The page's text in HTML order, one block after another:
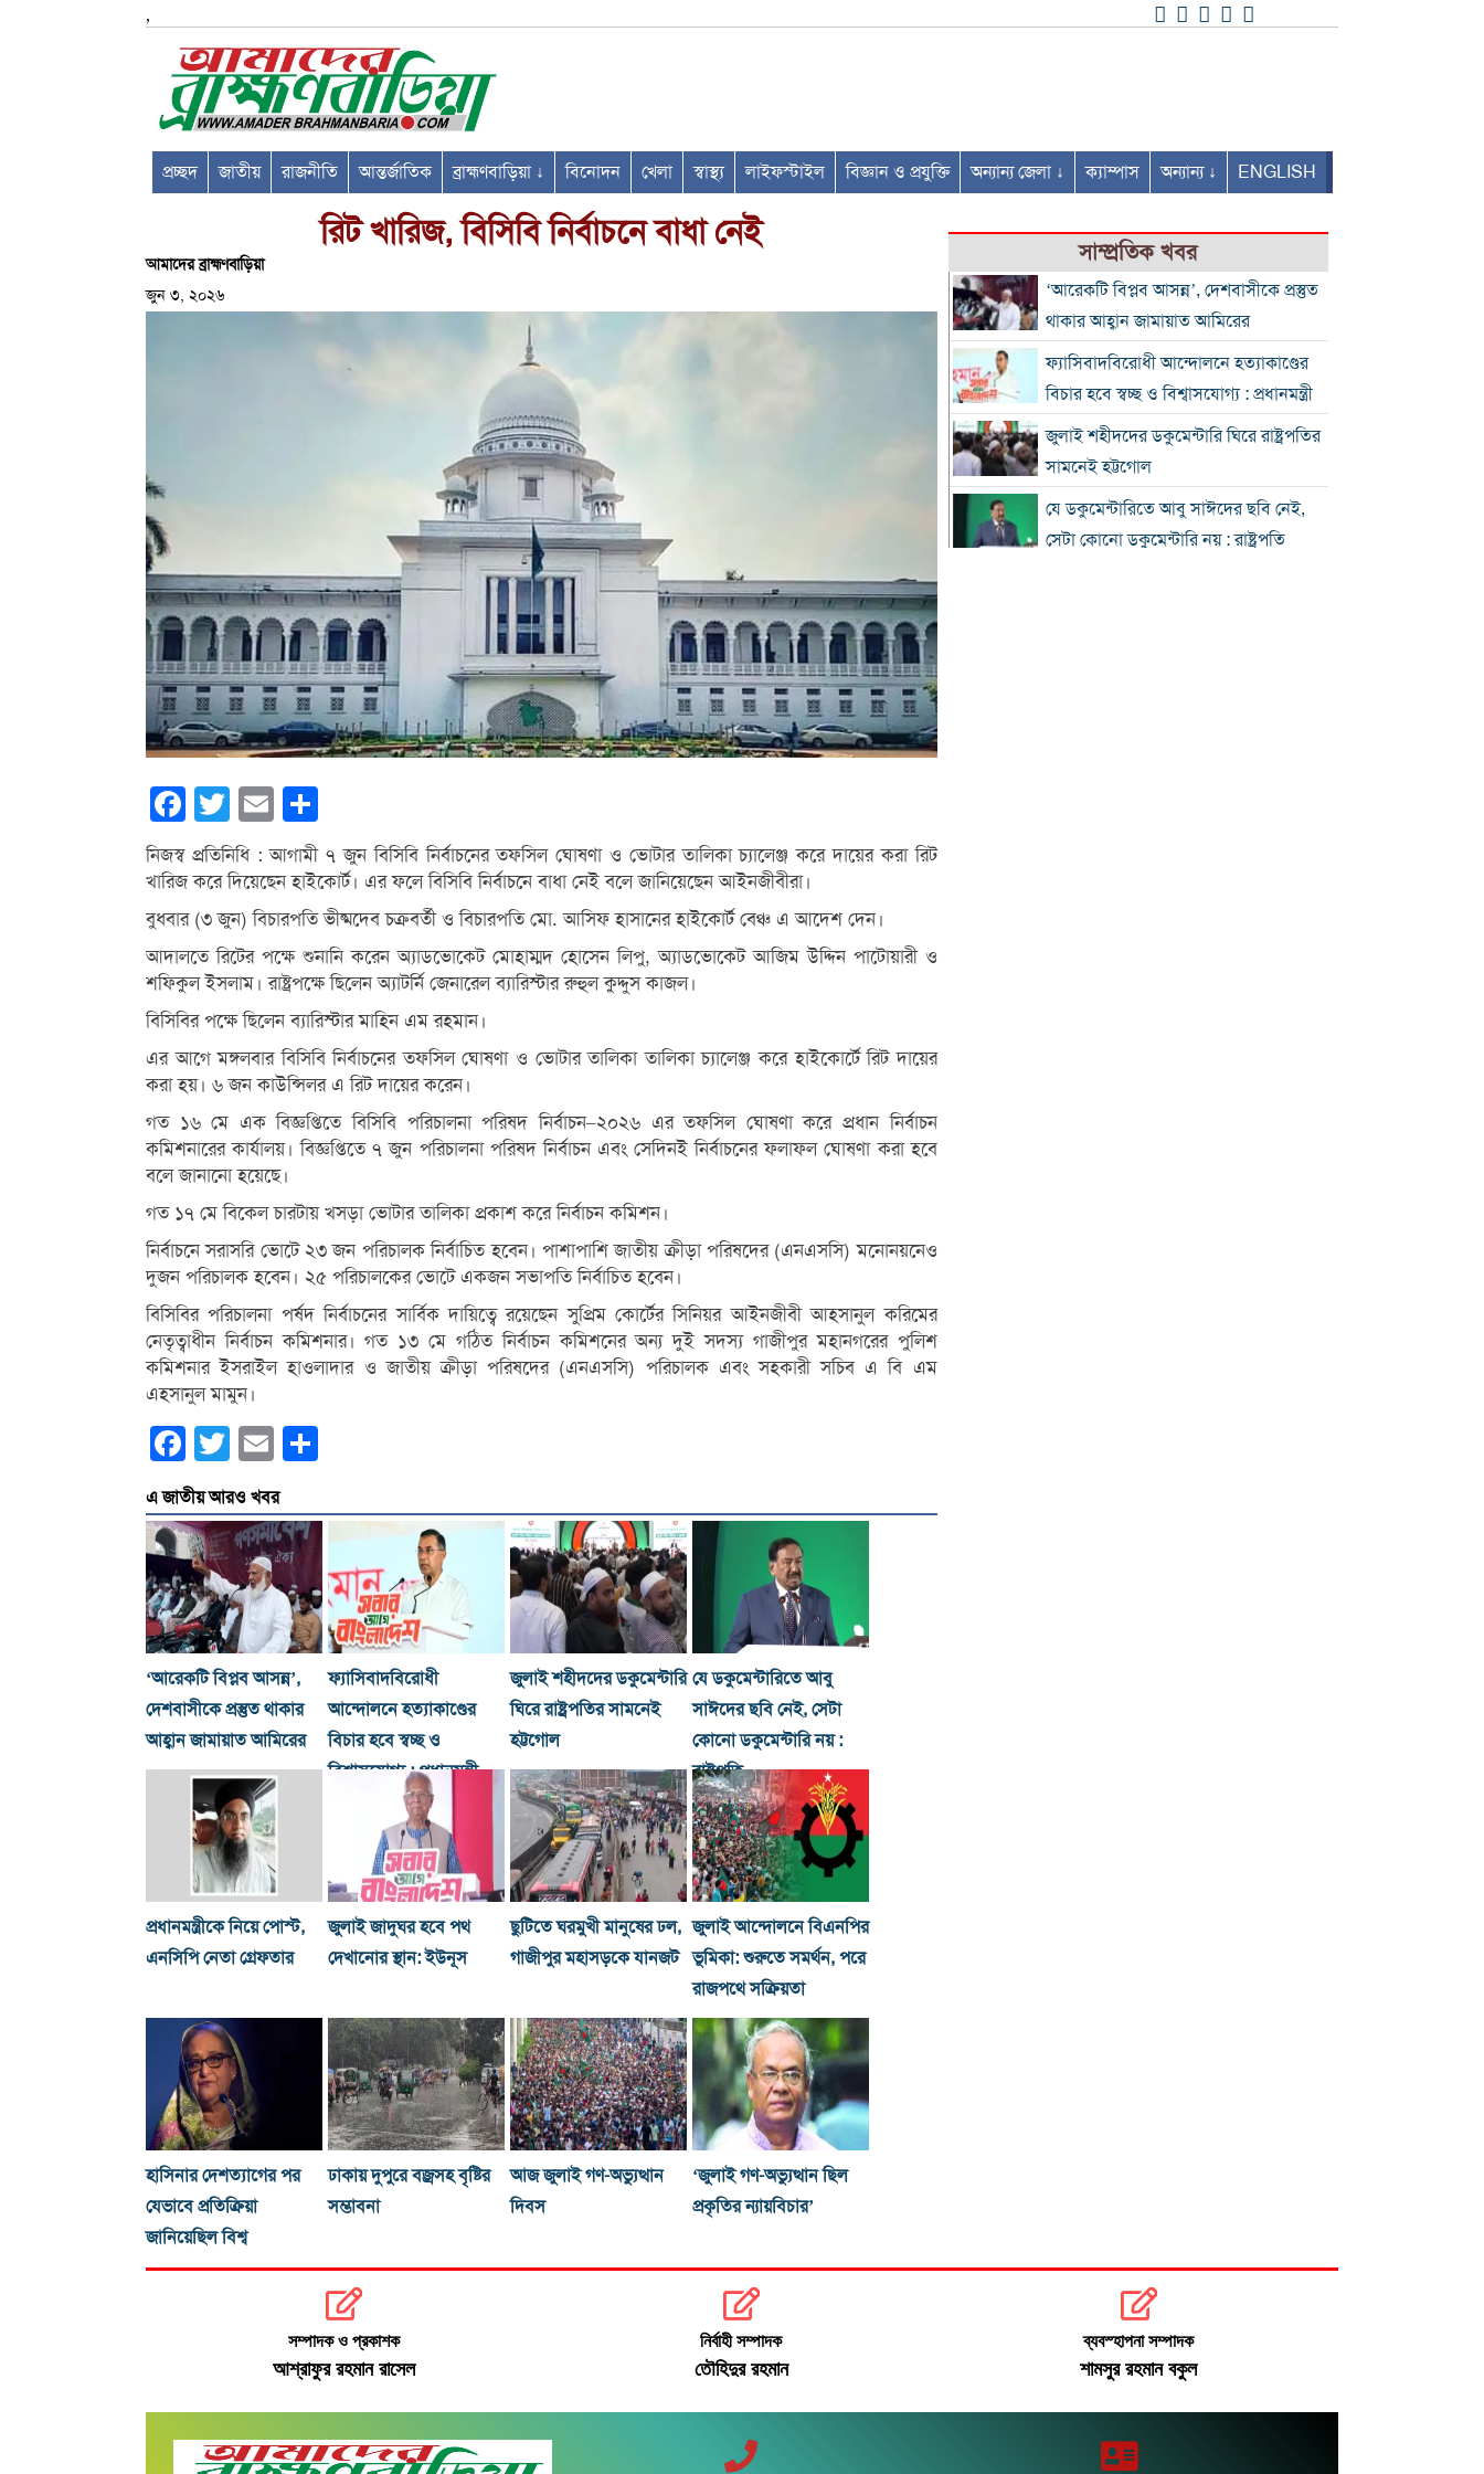
,
প্রচ্ছদ জাতীয় রাজনীতি আন্তর্জাতিক ব্রাহ্মণবাড়িয়া ↓ বিনোদন খেলা স্বাস্থ্য লাইফস্টাইল বিজ্ঞান ও প্রযুক্তি অন্যান্য জেলা ↓ ক্যাম্পাস অন্যান্য ↓ ENGLISH
রিট খারিজ, বিসিবি নির্বাচনে বাধা নেই
আমাদের ব্রাহ্মণবাড়িয়া
জুন ৩, ২০২৬
Facebook
Twitter Email
নিজস্ব প্রতিনিধি : আগামী ৭ জুন বিসিবি নির্বাচনের তফসিল ঘোষণা ও ভোটার তালিকা চ্যালেঞ্জ করে দায়ের করা রিট
খারিজ করে দিয়েছেন হাইকোর্ট। এর ফলে বিসিবি নির্বাচনে বাধা নেই বলে জানিয়েছেন আইনজীবীরা।
বুধবার (৩ জুন) বিচারপতি ভীষ্মদেব চক্রবর্তী ও বিচারপতি মো. আসিফ হাসানের হাইকোর্ট বেঞ্চ এ আদেশ দেন।
আদালতে রিটের পক্ষে শুনানি করেন অ্যাডভোকেট মোহাম্মদ হোসেন লিপু, অ্যাডভোকেট আজিম উদ্দিন পাটোয়ারী ও
শফিকুল ইসলাম। রাষ্ট্রপক্ষে ছিলেন অ্যাটর্নি জেনারেল ব্যারিস্টার রুহুল কুদ্দুস কাজল।
বিসিবির পক্ষে ছিলেন ব্যারিস্টার মাহিন এম রহমান।
এর আগে মঙ্গলবার বিসিবি নির্বাচনের তফসিল ঘোষণা ও ভোটার তালিকা তালিকা চ্যালেঞ্জ করে হাইকোর্টে রিট দায়ের
করা হয়। ৬ জন কাউন্সিলর এ রিট দায়ের করেন।
গত ১৬ মে এক বিজ্ঞপ্তিতে বিসিবি পরিচালনা পরিষদ নির্বাচন–২০২৬ এর তফসিল ঘোষণা করে প্রধান নির্বাচন
কমিশনারের কার্যালয়। বিজ্ঞপ্তিতে ৭ জুন পরিচালনা পরিষদ নির্বাচন এবং সেদিনই নির্বাচনের ফলাফল ঘোষণা করা হবে
বলে জানানো হয়েছে।
গত ১৭ মে বিকেল চারটায় খসড়া ভোটার তালিকা প্রকাশ করে নির্বাচন কমিশন।
নির্বাচনে সরাসরি ভোটে ২৩ জন পরিচালক নির্বাচিত হবেন। পাশাপাশি জাতীয় ক্রীড়া পরিষদের (এনএসসি) মনোনয়নেও
দুজন পরিচালক হবেন। ২৫ পরিচালকের ভোটে একজন সভাপতি নির্বাচিত হবেন।
বিসিবির পরিচালনা পর্ষদ নির্বাচনের সার্বিক দায়িত্বে রয়েছেন সুপ্রিম কোর্টের সিনিয়র আইনজীবী আহসানুল করিমের
নেতৃত্বাধীন নির্বাচন কমিশনার। গত ১৩ মে গঠিত নির্বাচন কমিশনের অন্য দুই সদস্য গাজীপুর মহানগরের পুলিশ
কমিশনার ইসরাইল হাওলাদার ও জাতীয় ক্রীড়া পরিষদের (এনএসসি) পরিচালক এবং সহকারী সচিব এ বি এম
এহসানুল মামুন।
Facebook
Twitter Email
এ জাতীয় আরও খবর
‘আরেকটি বিপ্লব আসন্ন’,
দেশবাসীকে প্রস্তুত থাকার
আহ্বান জামায়াত আমিরের
ফ্যাসিবাদবিরোধী
আন্দোলনে হত্যাকাণ্ডের
বিচার হবে স্বচ্ছ ও
বিশ্বাসযোগ্য : প্রধানমন্ত্রী
জুলাই শহীদদের ডকুমেন্টারি
ঘিরে রাষ্ট্রপতির সামনেই
হট্টগোল
যে ডকুমেন্টারিতে আবু
সাঈদের ছবি নেই, সেটা
কোনো ডকুমেন্টারি নয় :
রাষ্ট্রপতি
প্রধানমন্ত্রীকে নিয়ে পোস্ট,
এনসিপি নেতা গ্রেফতার
জুলাই জাদুঘর হবে পথ
দেখানোর স্থান: ইউনূস
ছুটিতে ঘরমুখী মানুষের ঢল,
গাজীপুর মহাসড়কে যানজট
জুলাই আন্দোলনে বিএনপির
ভূমিকা: শুরুতে সমর্থন, পরে
রাজপথে সক্রিয়তা
হাসিনার দেশত্যাগের পর
যেভাবে প্রতিক্রিয়া
জানিয়েছিল বিশ্ব
ঢাকায় দুপুরে বজ্রসহ বৃষ্টির
সম্ভাবনা
আজ জুলাই গণ-অভ্যুত্থান
দিবস
‘জুলাই গণ-অভ্যুত্থান ছিল
প্রকৃতির ন্যায়বিচার’
সাম্প্রতিক খবর
‘আরেকটি বিপ্লব আসন্ন’, দেশবাসীকে প্রস্তুত
থাকার আহ্বান জামায়াত আমিরের
ফ্যাসিবাদবিরোধী আন্দোলনে হত্যাকাণ্ডের
বিচার হবে স্বচ্ছ ও বিশ্বাসযোগ্য : প্রধানমন্ত্রী
জুলাই শহীদদের ডকুমেন্টারি ঘিরে রাষ্ট্রপতির
সামনেই হট্টগোল
যে ডকুমেন্টারিতে আবু সাঈদের ছবি নেই,
সেটা কোনো ডকুমেন্টারি নয় : রাষ্ট্রপতি
সম্পাদক ও প্রকাশক
আশ্রাফুর রহমান রাসেল
নির্বাহী সম্পাদক
তৌহিদুর রহমান
ব্যবস্হাপনা সম্পাদক
শামসুর রহমান বকুল